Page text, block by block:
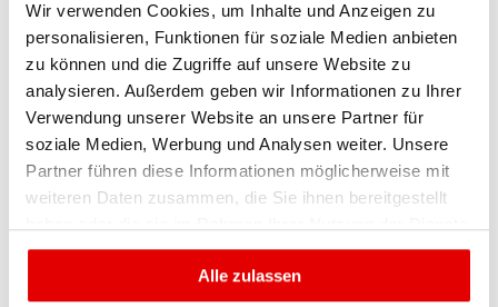
Wir verwenden Cookies, um Inhalte und Anzeigen zu
personalisieren, Funktionen für soziale Medien anbieten
zu können und die Zugriffe auf unsere Website zu
analysieren. Außerdem geben wir Informationen zu Ihrer
Verwendung unserer Website an unsere Partner für
soziale Medien, Werbung und Analysen weiter. Unsere
Partner führen diese Informationen möglicherweise mit
weiteren Daten zusammen, die Sie ihnen bereitgestellt
gesammelt haben.
Alle zulassen
gelbem Putz werden, reichen 100 Quadratmeter,
oder sollen wir doch lieber gleich ein Doppelhaus
bauen? Jeder hat eine eigene Vorstellung von
seinem Traumhaus, deshalb bietet Town &
Country Haus über 40 Haustypen mit zahlreichen
Variationsmöglichkeiten an.
In unserer Online-Hausausstellung finden sie
nicht nur preiswerte Häuser für Einsteiger, wie
unseren beliebten Einfamilienhaus-Klassiker Flair